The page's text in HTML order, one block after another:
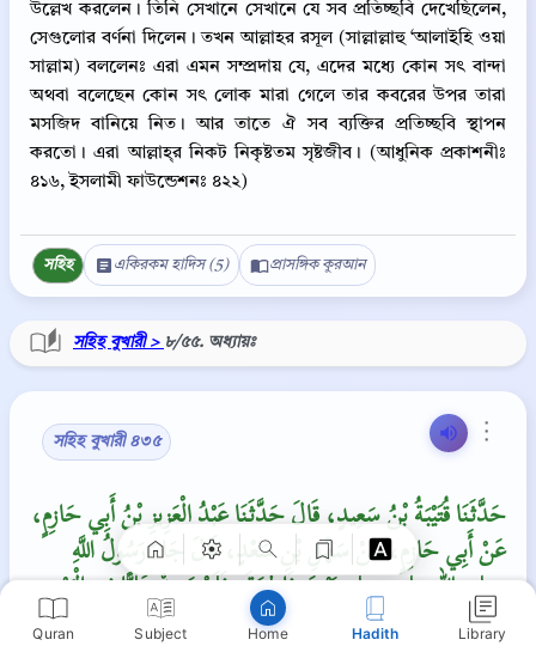
Quran Subject Home Hadith Library
উল্লেখ করলেন। তিনি সেখানে সেখানে যে সব প্রতিচ্ছবি দেখেছিলেন,
সেগুলোর বর্ণনা দিলেন। তখন আল্লাহর রসূল (সাল্লাল্লাহু ‘আলাইহি ওয়া
সাল্লাম) বললেনঃ এরা এমন সম্প্রদায় যে, এদের মধ্যে কোন সৎ বান্দা
অথবা বলেছেন কোন সৎ লোক মারা গেলে তার কবরের উপর তারা
মসজিদ বানিয়ে নিত। আর তাতে ঐ সব ব্যক্তির প্রতিচ্ছবি স্থাপন
করতো। এরা আল্লাহ্‌র নিকট নিকৃষ্টতম সৃষ্টজীব। (আধুনিক প্রকাশনীঃ
৪১৬, ইসলামী ফাউন্ডেশনঃ ৪২২)
সহিহ একিরকম হাদিস (5) প্রাসঙ্গিক কুরআন
সহিহ বুখারী > ৮/৫৫. অধ্যায়ঃ
⋮
সহিহ বুখারী ৪৩৫
حَدَّثَنَا قُتَيْبَةُ بْنُ سَعِيدٍ، قَالَ حَدَّثَنَا عَبْدُ الْعَزِيزِ بْنُ أَبِي حَازِمٍ،
عَنْ أَبِي حَازِمٍ، عَنْ سَهْلِ بْنِ سَعْدٍ، قَالَ جَاءَ رَسُولُ اللَّهِ
صلى الله عليه وسلم بَيْتَ فَاطِمَةَ، فَلَمْ يَجِدْ عَلِيًّا فِي الْبَيْتِ
فَقَالَ ‏‏ أَيْنَ ابْنُ عَمِّكِ ‏"‏‏.‏ قَالَتْ كَانَ بَيْنِي وَبَيْنَهُ شَىْءٌ،
Copy